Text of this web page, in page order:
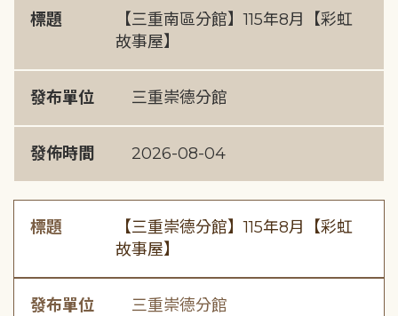
標題
【三重南區分館】115年8月【彩虹
故事屋】
發布單位 三重崇德分館
發佈時間 2026-08-04
標題
【三重崇德分館】115年8月【彩虹
故事屋】
發布單位 三重崇德分館